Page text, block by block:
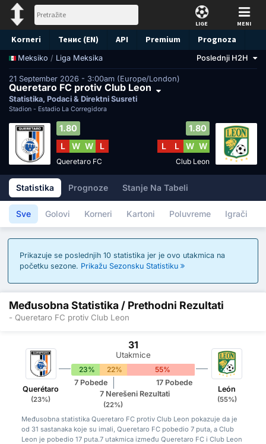
LIGE MENI
Korneri Тенис (EN) API Premium Prognoza
Meksiko / Liga Meksika Poslednji H2H
21 September 2026 - 3:00am (Europe/London)
Queretaro FC protiv Club Leon
Statistika, Podaci & Direktni Susreti
Stadion - Estadio La Corregidora
1.80
L
W W L
Queretaro FC
1.80
L
L W W
Club Leon
Statistika Prognoze Stanje Na Tabeli
Sve Golovi Korneri Kartoni Poluvreme Igrači
Prikazuje se poslednjih 10 statistika jer je ovo utakmica na
početku sezone. Prikažu Sezonsku Statistiku
Međusobna Statistika / Prethodni Rezultati
- Queretaro FC protiv Club Leon
Querétaro
(23%)
31
Utakmice
23% 22%
55%
7 Pobede
7 Nerešeni Rezultati
(22%)
17 Pobede
León
(55%)
Međusobna statistika Queretaro FC protiv Club Leon pokazuje da je
od 31 sastanaka koje su imali, Queretaro FC pobedio 7 puta, a Club
Leon je pobedio 17 puta.7 utakmica između Queretaro FC i Club Leon